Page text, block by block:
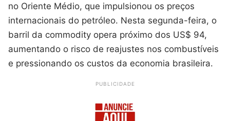
no Oriente Médio, que impulsionou os preços
internacionais do petróleo. Nesta segunda-feira, o
barril da commodity opera próximo dos US$ 94,
aumentando o risco de reajustes nos combustíveis
e pressionando os custos da economia brasileira.
PUBLICIDADE